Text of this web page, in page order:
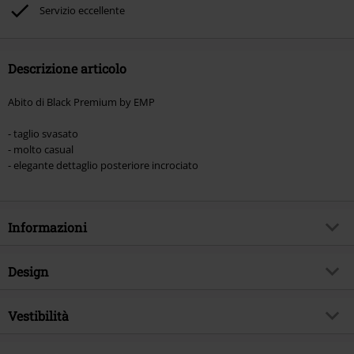
Rammstein, (Till) Lindemann, Böhse Onkelz, Broilers, Die Ärzte, Die Toten
Hosen, Metality, Funko Pop!, i Buoni Regalo e gli articoli che includono una
Servizio eccellente
Descrizione articolo
Abito di Black Premium by EMP
- taglio svasato
- molto casual
- elegante dettaglio posteriore incrociato
Informazioni
Codice articolo
Brand
Design
Tipologia prodotto
Vestibilità